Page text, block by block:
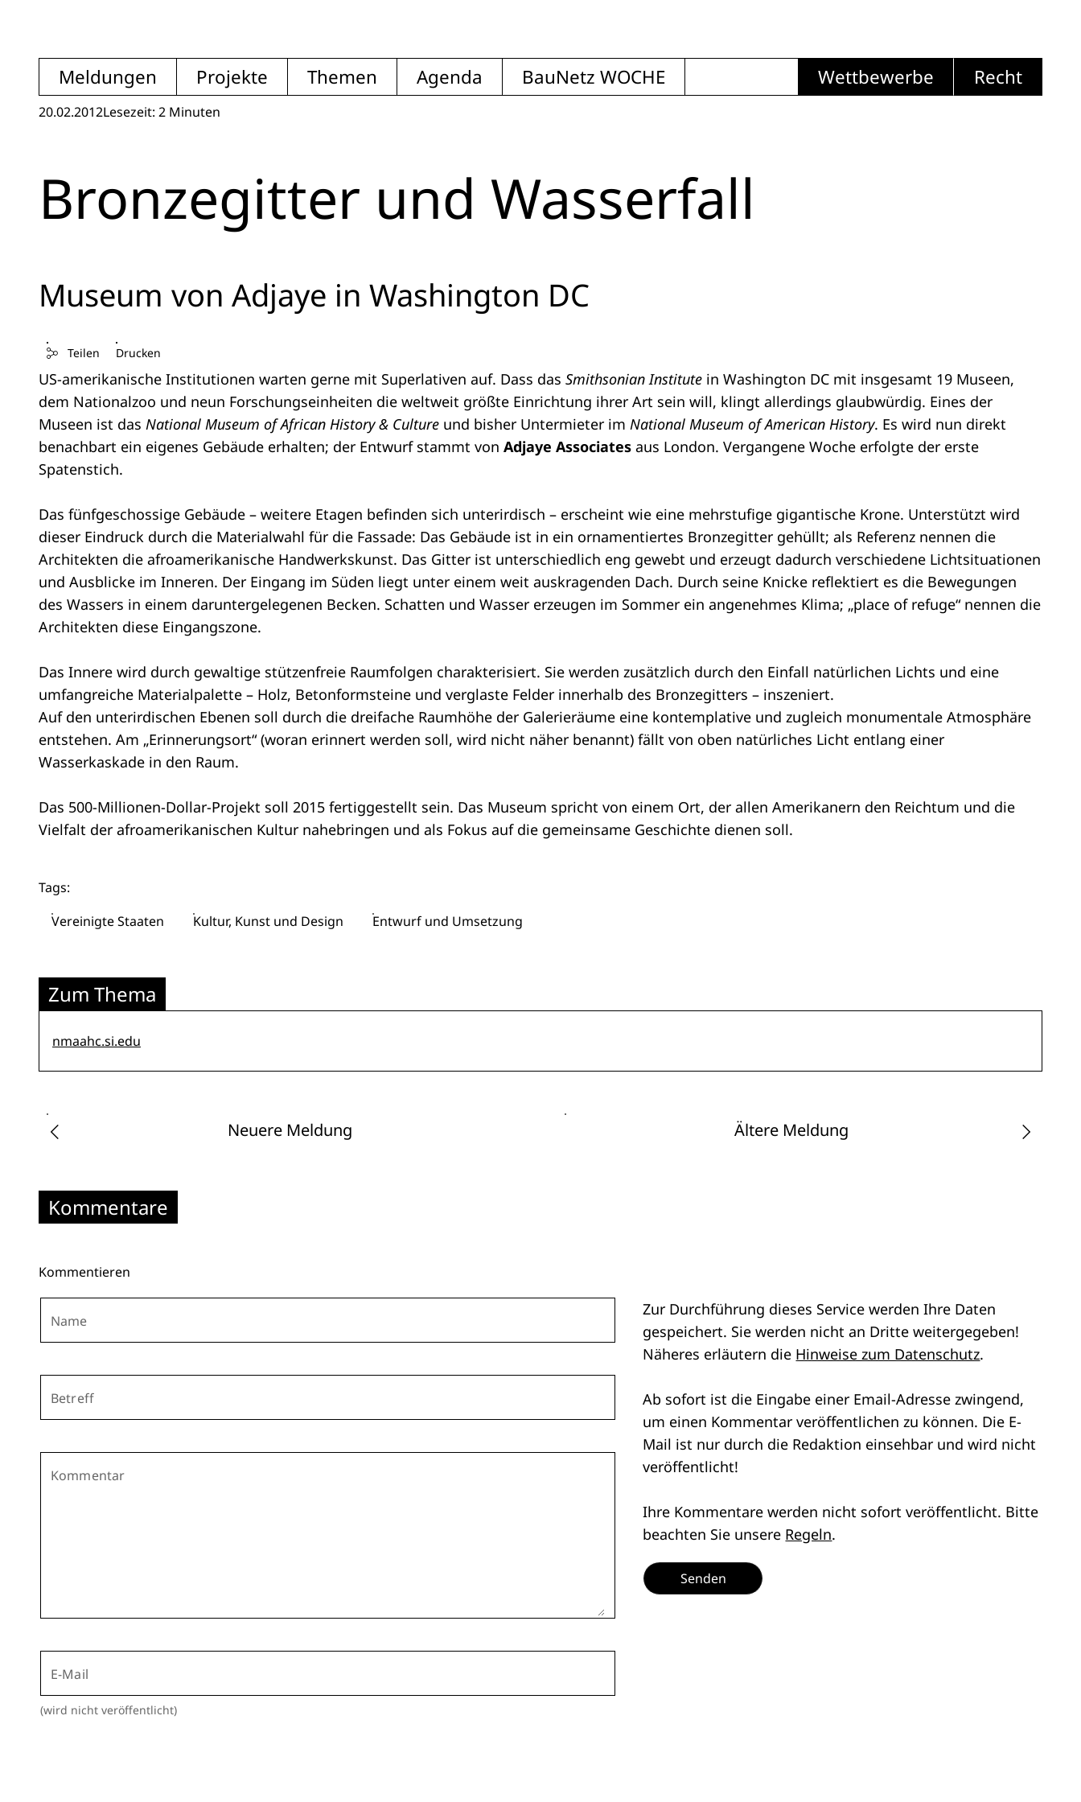
Meldungen Projekte Themen Agenda BauNetz WOCHE Wettbewerbe Recht
20.02.2012Lesezeit: 2 Minuten
Bronzegitter und Wasserfall
Museum von Adjaye in Washington DC
Teilen Drucken
US-amerikanische Institutionen warten gerne mit Superlativen auf. Dass das Smithsonian Institute in Washington DC mit insgesamt 19 Museen,
dem Nationalzoo und neun Forschungseinheiten die weltweit größte Einrichtung ihrer Art sein will, klingt allerdings glaubwürdig. Eines der
Museen ist das National Museum of African History & Culture und bisher Untermieter im National Museum of American History. Es wird nun direkt
benachbart ein eigenes Gebäude erhalten; der Entwurf stammt von Adjaye Associates aus London. Vergangene Woche erfolgte der erste
Spatenstich.
Das fünfgeschossige Gebäude – weitere Etagen befinden sich unterirdisch – erscheint wie eine mehrstufige gigantische Krone. Unterstützt wird
dieser Eindruck durch die Materialwahl für die Fassade: Das Gebäude ist in ein ornamentiertes Bronzegitter gehüllt; als Referenz nennen die
Architekten die afroamerikanische Handwerkskunst. Das Gitter ist unterschiedlich eng gewebt und erzeugt dadurch verschiedene Lichtsituationen
und Ausblicke im Inneren. Der Eingang im Süden liegt unter einem weit auskragenden Dach. Durch seine Knicke reflektiert es die Bewegungen
des Wassers in einem daruntergelegenen Becken. Schatten und Wasser erzeugen im Sommer ein angenehmes Klima; „place of refuge“ nennen die
Architekten diese Eingangszone.
Das Innere wird durch gewaltige stützenfreie Raumfolgen charakterisiert. Sie werden zusätzlich durch den Einfall natürlichen Lichts und eine
umfangreiche Materialpalette – Holz, Betonformsteine und verglaste Felder innerhalb des Bronzegitters – inszeniert.
Auf den unterirdischen Ebenen soll durch die dreifache Raumhöhe der Galerieräume eine kontemplative und zugleich monumentale Atmosphäre
entstehen. Am „Erinnerungsort“ (woran erinnert werden soll, wird nicht näher benannt) fällt von oben natürliches Licht entlang einer
Wasserkaskade in den Raum.
Das 500-Millionen-Dollar-Projekt soll 2015 fertiggestellt sein. Das Museum spricht von einem Ort, der allen Amerikanern den Reichtum und die
Vielfalt der afroamerikanischen Kultur nahebringen und als Fokus auf die gemeinsame Geschichte dienen soll.
Tags:
Vereinigte Staaten
Kultur, Kunst und Design Entwurf und Umsetzung
Zum Thema
nmaahc.si.edu
Neuere Meldung Ältere Meldung
Kommentare
Kommentieren
Name
Betreff
Kommentar
E-Mail
(wird nicht veröffentlicht)
Zur Durchführung dieses Service werden Ihre Daten
gespeichert. Sie werden nicht an Dritte weitergegeben!
Näheres erläutern die Hinweise zum Datenschutz.
Ab sofort ist die Eingabe einer Email-Adresse zwingend,
um einen Kommentar veröffentlichen zu können. Die E-
Mail ist nur durch die Redaktion einsehbar und wird nicht
veröffentlicht!
Ihre Kommentare werden nicht sofort veröffentlicht. Bitte
beachten Sie unsere Regeln.
Senden